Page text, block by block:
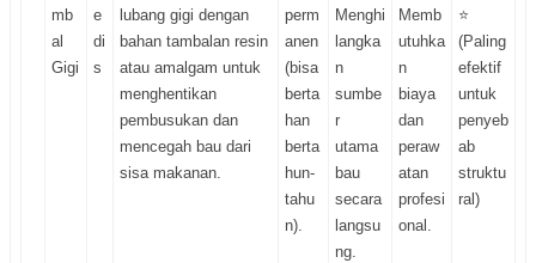
mb
al
Gigi
e
di
s
lubang gigi dengan
bahan tambalan resin
atau amalgam untuk
menghentikan
pembusukan dan
mencegah bau dari
sisa makanan.
perm
anen
(bisa
berta
han
berta
hun-
tahu
n).
Menghi
langka
n
sumbe
r
utama
bau
secara
langsu
ng.
Memb
utuhka
n
biaya
dan
peraw
atan
profesi
onal.
⭐
(Paling
efektif
untuk
penyeb
ab
struktu
ral)